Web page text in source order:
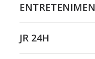
JR 24H